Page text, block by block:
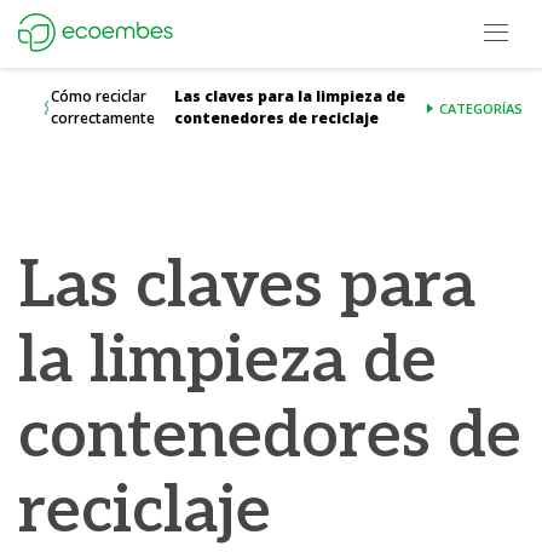
Ecoembes Reduce Reutiliza y Recicla
Open
Cómo reciclar
correctamente
Las claves para la limpieza de
contenedores de reciclaje
CATEGORÍAS
Las claves para
la limpieza de
contenedores de
reciclaje